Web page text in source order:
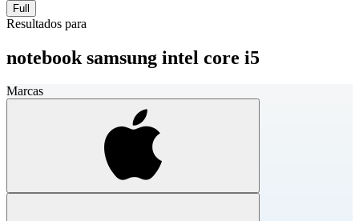
Full
Resultados para
notebook samsung intel core i5
Marcas